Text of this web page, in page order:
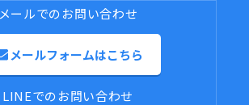
メールでのお問い合わせ
メールフォームはこちら
LINEでのお問い合わせ